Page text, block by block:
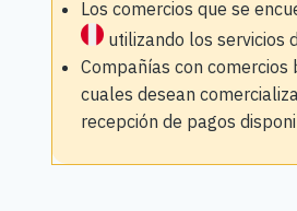
Los comercios que se
utilizando los servicios
Compañías con comercios
cuales desean
recepción de pagos